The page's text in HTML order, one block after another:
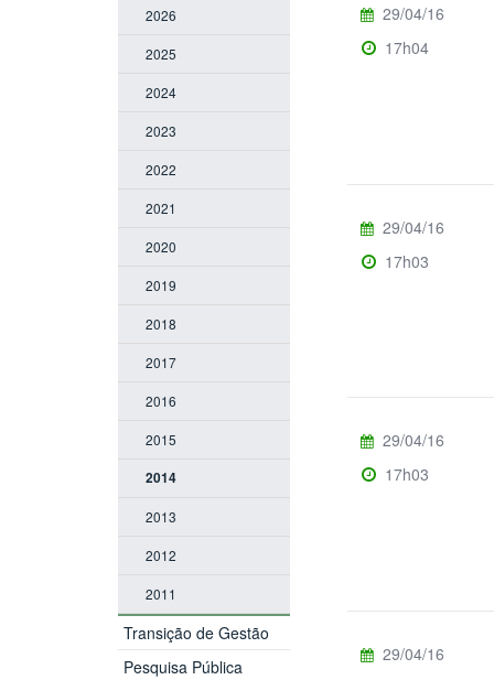
2026
2025
2024
2023
2022
2021
2020
2019
2018
2017
2016
2015
2014
2013
2012
2011
Transição de Gestão
Pesquisa Pública
29/04/16
17h04
29/04/16
17h03
29/04/16
17h03
29/04/16